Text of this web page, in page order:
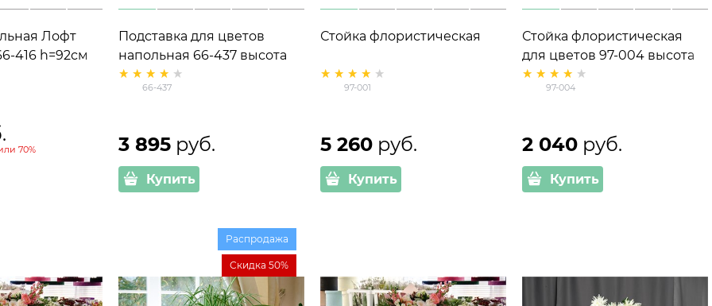
Лофт
416 h=92см
70%
Подставка для цветов
напольная 66-437 высота
100см
66-437
3 895 руб.
Купить
Стойка флористическая
97-001
5 260 руб.
Купить
Стойка флористическая
для цветов 97-004 высота
135 см
97-004
2 040 руб.
Купить
Распродажа
Скидка 50%